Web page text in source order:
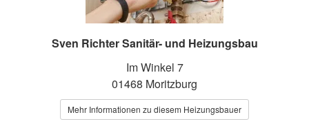
Sven Richter Sanitär- und Heizungsbau
Im Winkel 7
01468 Moritzburg
Mehr Informationen zu diesem Heizungsbauer